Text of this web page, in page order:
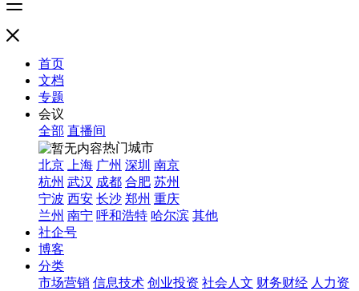
首页
文档
专题
会议
全部 直播间
热门城市
北京
上海 广州 深圳 南京
杭州 武汉 成都 合肥 苏州
宁波 西安 长沙 郑州 重庆
兰州 南宁 呼和浩特 哈尔滨 其他
社企号
博客
分类
市场营销 信息技术 创业投资 社会人文 财务财经 人力资